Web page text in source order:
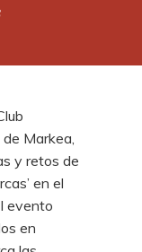
Markea,
y retos de
en el
evento
en